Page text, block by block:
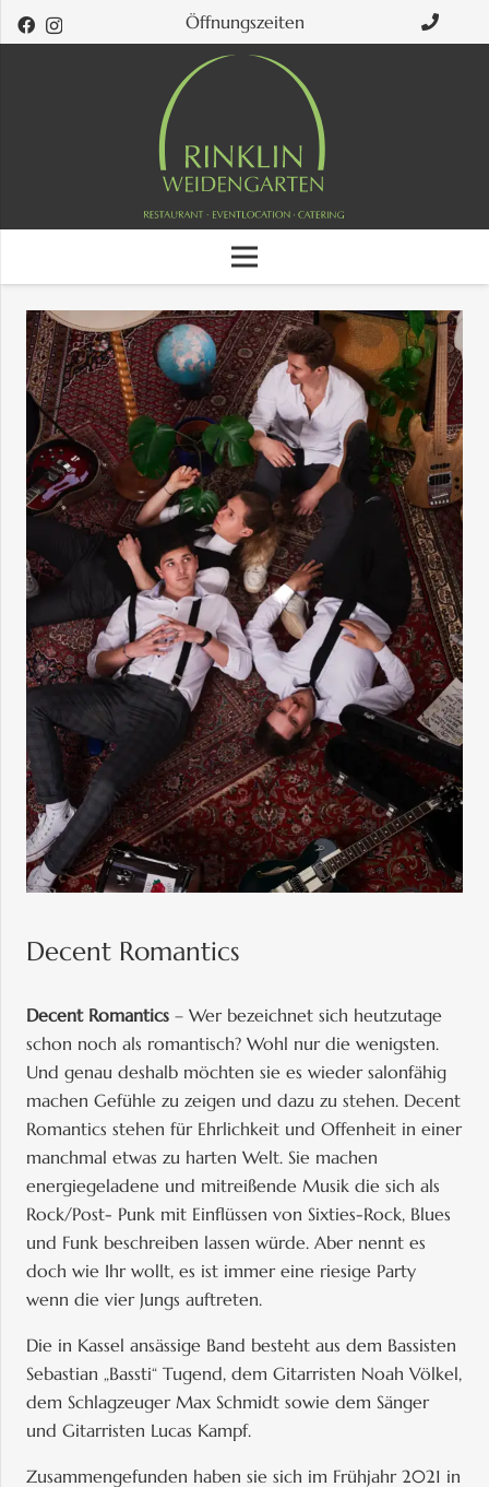
Öffnungszeiten
Decent Romantics
Decent Romantics – Wer bezeichnet sich heutzutage
schon noch als romantisch? Wohl nur die wenigsten.
Und genau deshalb möchten sie es wieder salonfähig
machen Gefühle zu zeigen und dazu zu stehen. Decent
Romantics stehen für Ehrlichkeit und Offenheit in einer
manchmal etwas zu harten Welt. Sie machen
energiegeladene und mitreißende Musik die sich als
Rock/Post- Punk mit Einflüssen von Sixties-Rock, Blues
und Funk beschreiben lassen würde. Aber nennt es
doch wie Ihr wollt, es ist immer eine riesige Party
wenn die vier Jungs auftreten.
Die in Kassel ansässige Band besteht aus dem Bassisten
Sebastian „Bassti“ Tugend, dem Gitarristen Noah Völkel,
dem Schlagzeuger Max Schmidt sowie dem Sänger
und Gitarristen Lucas Kampf.
Zusammengefunden haben sie sich im Frühjahr 2021 in